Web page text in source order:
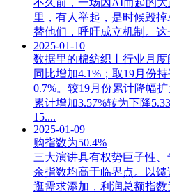
不久前，一场因AI而起的
里，有人举起，是时候毁
替他们，呼吁成立机制。
2025-01-10
数据里的棉纺织丨行业月
同比增加4.1%；取19月份
0.7%。较19月份累计降幅
累计增加3.57%转为下降
15....
2025-01-09
购指数为50.4%
三大演讲具有权势巨子性
余指数均高于临界点。以
逛需求添加，利润总额指数